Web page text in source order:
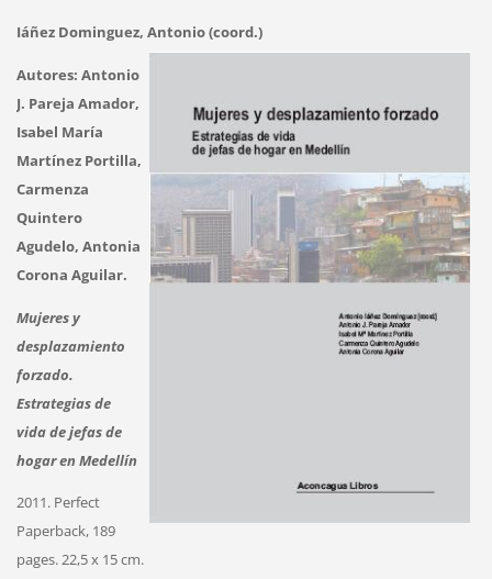
Iáñez Dominguez, Antonio (coord.)
Autores: Antonio
J. Pareja Amador,
Isabel María
Martínez Portilla,
Carmenza
Quintero
Agudelo, Antonia
Corona Aguilar.
Mujeres y
desplazamiento
forzado.
Estrategias de
vida de jefas de
hogar en Medellín
2011. Perfect
Paperback, 189
pages. 22,5 x 15 cm.